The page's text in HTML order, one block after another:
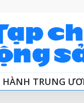
TRUNG